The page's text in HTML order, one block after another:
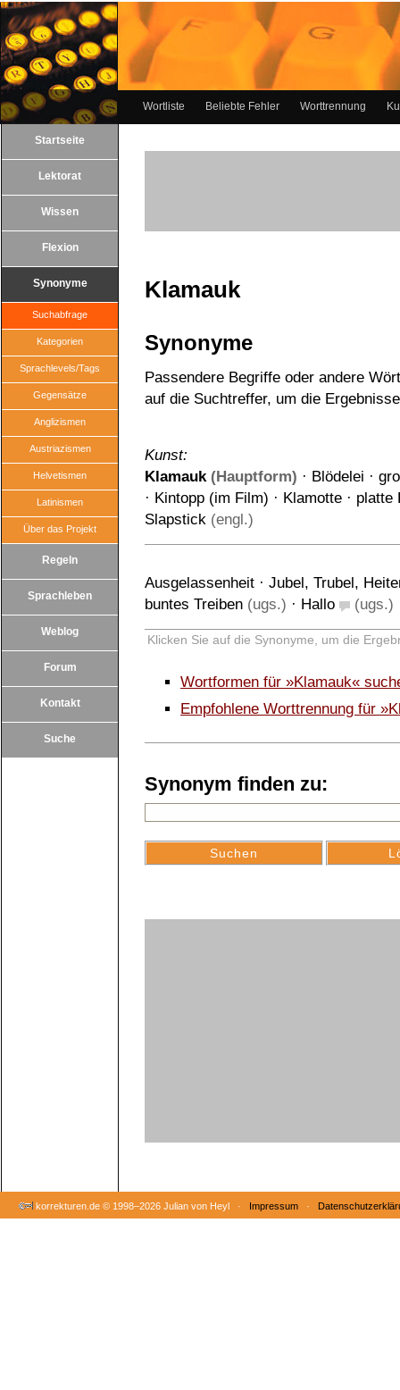
Wortliste Beliebte Fehler Worttrennung
Startseite
Lektorat
Wissen
Flexion
Synonyme
Suchabfrage
Kategorien
Sprachlevels/Tags
Gegensätze
Anglizismen
Austriazismen
Helvetismen
Latinismen
Über das Projekt
Regeln
Sprachleben
Weblog
Forum
Kontakt
Suche
Klamauk
Synonyme
Passendere Begriffe oder andere
auf die Suchtreffer, um die
Kunst:
Klamauk(Hauptform) · Blödelei ·
· Kintopp (im Film) · Klamotte · platte
Slapstick (engl.)
Ausgelassenheit · Jubel, Trubel,
buntes Treiben (ugs.) · Hallo (ugs.)
Klicken Sie auf die Synonyme, um die
Wortformen für »Klamauk«
Empfohlene Worttrennung für
Synonym finden zu:
korrekturen.de © 1998–2026 Julian von Heyl · Impressum ·